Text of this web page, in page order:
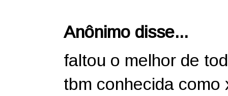
Anônimo disse...
faltou o melhor de
tbm conhecida